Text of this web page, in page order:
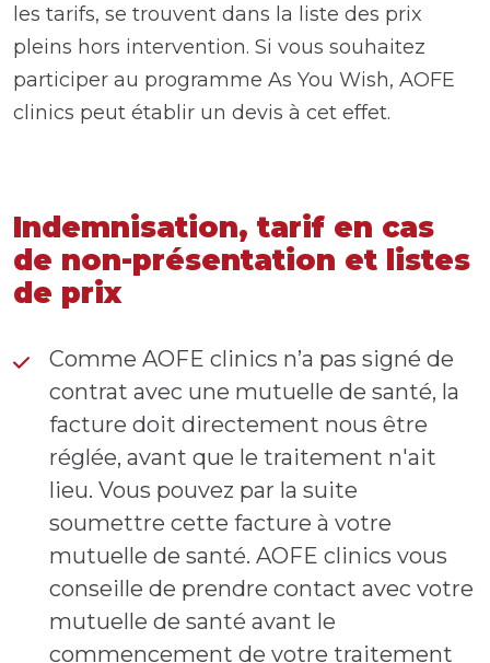
les tarifs, se trouvent dans la liste des prix
pleins hors intervention. Si vous souhaitez
participer au programme As You Wish, AOFE
clinics peut établir un devis à cet effet.
Indemnisation, tarif en cas
de non-présentation et listes
de prix
Comme AOFE clinics n’a pas signé de
contrat avec une mutuelle de santé, la
facture doit directement nous être
réglée, avant que le traitement n'ait
lieu. Vous pouvez par la suite
soumettre cette facture à votre
mutuelle de santé. AOFE clinics vous
conseille de prendre contact avec votre
mutuelle de santé avant le
commencement de votre traitement